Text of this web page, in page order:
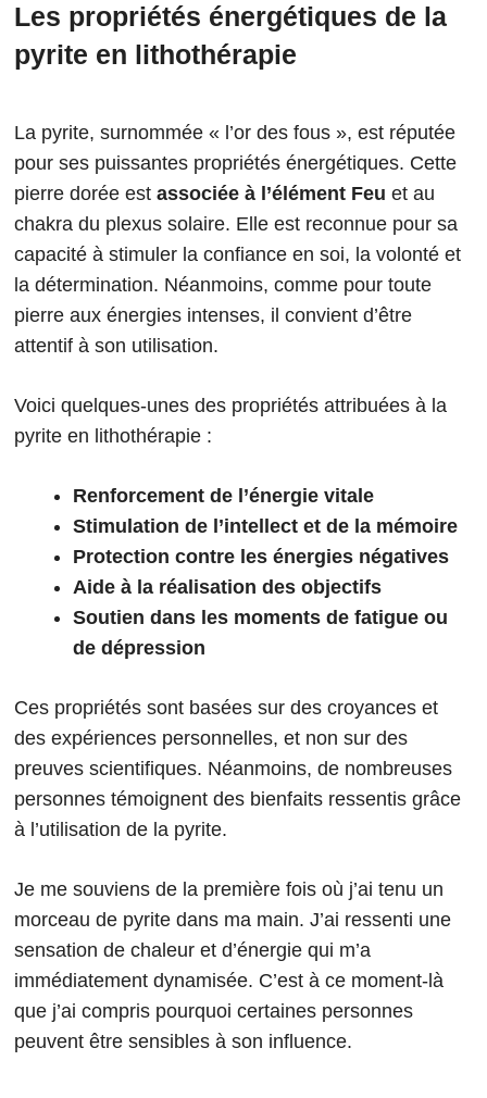
Les propriétés énergétiques de la
pyrite en lithothérapie
La pyrite, surnommée « l’or des fous », est réputée
pour ses puissantes propriétés énergétiques. Cette
pierre dorée est associée à l’élément Feu et au
chakra du plexus solaire. Elle est reconnue pour sa
capacité à stimuler la confiance en soi, la volonté et
la détermination. Néanmoins, comme pour toute
pierre aux énergies intenses, il convient d’être
attentif à son utilisation.
Voici quelques-unes des propriétés attribuées à la
pyrite en lithothérapie :
Renforcement de l’énergie vitale
Stimulation de l’intellect et de la mémoire
Protection contre les énergies négatives
Aide à la réalisation des objectifs
Soutien dans les moments de fatigue ou
de dépression
Ces propriétés sont basées sur des croyances et
des expériences personnelles, et non sur des
preuves scientifiques. Néanmoins, de nombreuses
personnes témoignent des bienfaits ressentis grâce
à l’utilisation de la pyrite.
Je me souviens de la première fois où j’ai tenu un
morceau de pyrite dans ma main. J’ai ressenti une
sensation de chaleur et d’énergie qui m’a
immédiatement dynamisée. C’est à ce moment-là
que j’ai compris pourquoi certaines personnes
peuvent être sensibles à son influence.